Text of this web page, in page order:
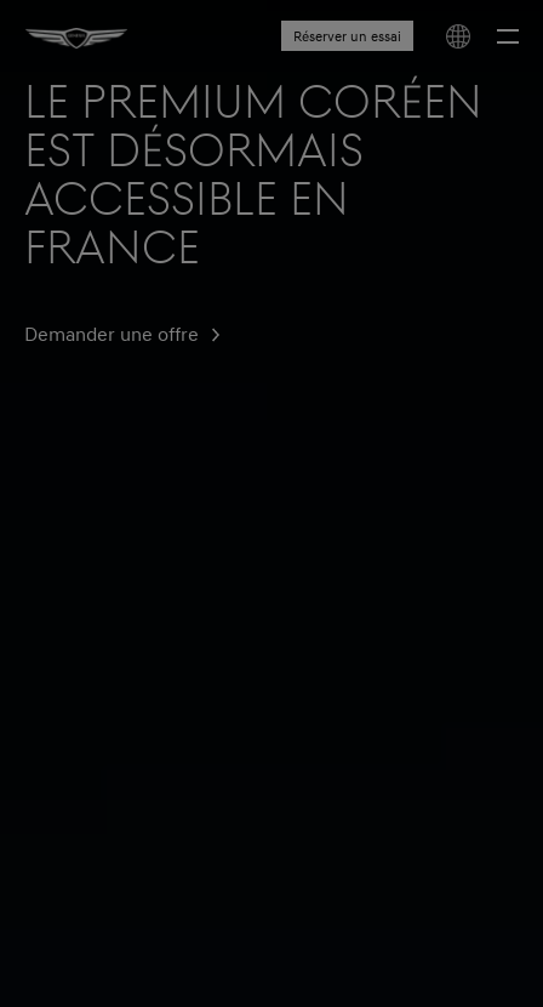
Réserver un essai
Le premium coréen
est désormais
accessible en
France
Demander une offre